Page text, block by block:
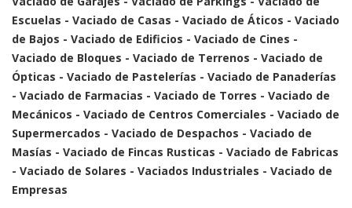
Escuelas - Vaciado de Casas - Vaciado de Áticos - Vaciado
de Bajos - Vaciado de Edificios - Vaciado de Cines -
Vaciado de Bloques - Vaciado de Terrenos - Vaciado de
Ópticas - Vaciado de Pastelerías - Vaciado de Panaderías
- Vaciado de Farmacias - Vaciado de Torres - Vaciado de
Mecánicos - Vaciado de Centros Comerciales - Vaciado de
Supermercados - Vaciado de Despachos - Vaciado de
Masías - Vaciado de Fincas Rusticas - Vaciado de Fabricas
- Vaciado de Solares - Vaciados Industriales - Vaciado de
Empresas